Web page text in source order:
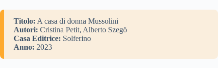
Titolo: A casa di donna Mussolini
Autori: Cristina Petit, Alberto Szegö
Casa Editrice: Solferino
Anno: 2023